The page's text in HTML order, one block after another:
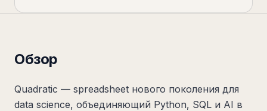
Обзор
Quadratic — spreadsheet нового поколения для
data science, объединяющий Python, SQL и AI в